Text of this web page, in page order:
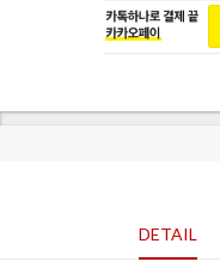
DETAIL